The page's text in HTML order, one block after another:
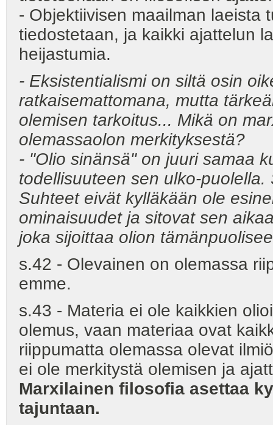
- Objektiivisen maailman laeista
tiedostetaan, ja kaikki ajattelun
heijastumia.
- Eksistentialismi on siltä osin
ratkaisemattomana, mutta
olemisen tarkoitus... Mikä on
olemassaolon merkityksestä?
- "Olio sinänsä" on juuri samaa
todellisuuteen sen ulko-
Suhteet eivät kylläkään ole
ominaisuudet ja sitovat sen
joka sijoittaa olion
s.42 - Olevainen on olemassa
emme.
s.43 - Materia ei ole kaikkien
olemus, vaan materiaa ovat
riippumatta olemassa olevat
ei ole merkitystä olemisen ja
Marxilainen filosofia asettaa
tajuntaan.